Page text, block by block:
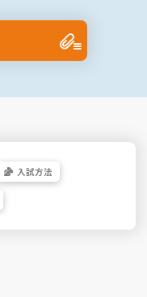
入試方法